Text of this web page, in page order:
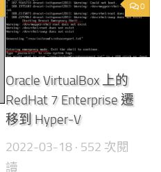
0
Oracle VirtualBox 上的
RedHat 7 Enterprise 遷
移到 Hyper-V
2022-03-18 · 552 次閱
讀